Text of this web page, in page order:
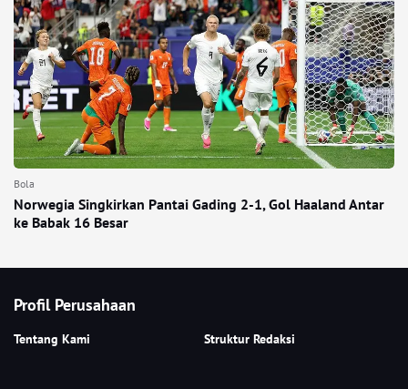
Bola
Norwegia Singkirkan Pantai Gading 2-1, Gol Haaland Antar
ke Babak 16 Besar
Profil Perusahaan
Tentang Kami Struktur Redaksi